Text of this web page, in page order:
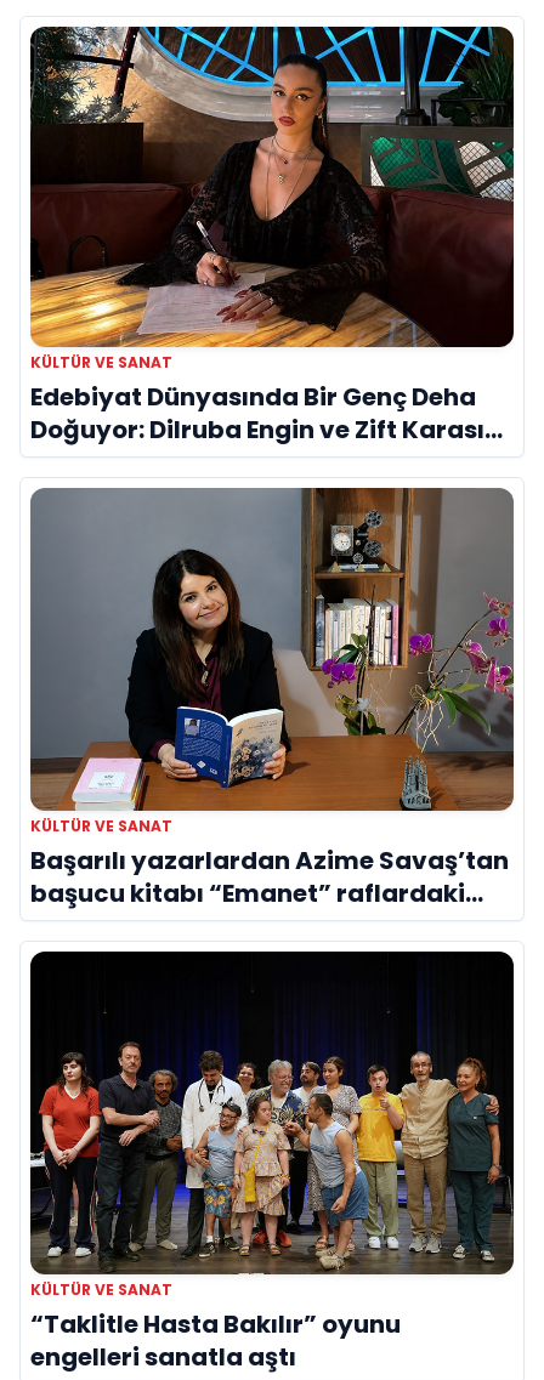
KÜLTÜR VE SANAT
Edebiyat Dünyasında Bir Genç Deha
Doğuyor: Dilruba Engin ve Zift Karası
Evreni ‘AVENOİR’
KÜLTÜR VE SANAT
Başarılı yazarlardan Azime Savaş’tan
başucu kitabı “Emanet” raflardaki
yerini aldı
KÜLTÜR VE SANAT
“Taklitle Hasta Bakılır” oyunu
engelleri sanatla aştı